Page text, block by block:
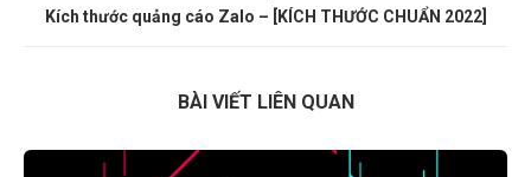
Kích thước quảng cáo Zalo – [KÍCH THƯỚC CHUẨN 2022]
BÀI VIẾT LIÊN QUAN